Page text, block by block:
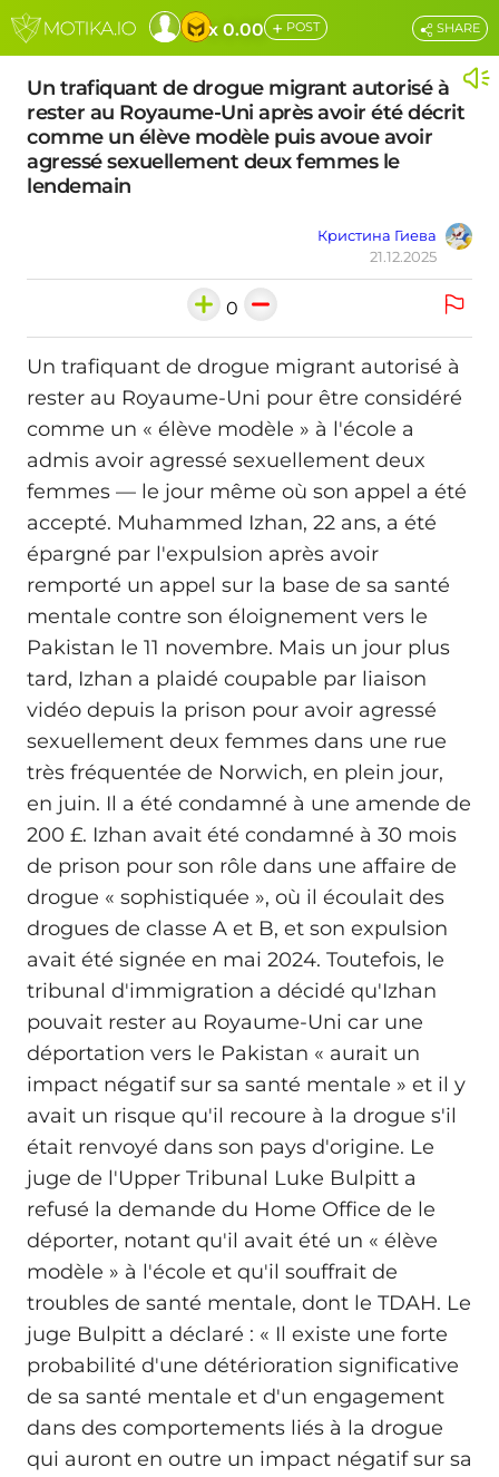
x 0.00 + POST
Un trafiquant de drogue migrant autorisé à
rester au Royaume-Uni après avoir été décrit
comme un élève modèle puis avoue avoir
agressé sexuellement deux femmes le
lendemain
Кристина Гиева
21.12.2025
SHARE
0
Un trafiquant de drogue migrant autorisé à
rester au Royaume-Uni pour être considéré
comme un « élève modèle » à l'école a
admis avoir agressé sexuellement deux
femmes — le jour même où son appel a été
accepté. Muhammed Izhan, 22 ans, a été
épargné par l'expulsion après avoir
remporté un appel sur la base de sa santé
mentale contre son éloignement vers le
Pakistan le 11 novembre. Mais un jour plus
tard, Izhan a plaidé coupable par liaison
vidéo depuis la prison pour avoir agressé
sexuellement deux femmes dans une rue
très fréquentée de Norwich, en plein jour,
en juin. Il a été condamné à une amende de
200 £. Izhan avait été condamné à 30 mois
de prison pour son rôle dans une affaire de
drogue « sophistiquée », où il écoulait des
drogues de classe A et B, et son expulsion
avait été signée en mai 2024. Toutefois, le
tribunal d'immigration a décidé qu'Izhan
pouvait rester au Royaume-Uni car une
déportation vers le Pakistan « aurait un
impact négatif sur sa santé mentale » et il y
avait un risque qu'il recoure à la drogue s'il
était renvoyé dans son pays d'origine. Le
juge de l'Upper Tribunal Luke Bulpitt a
refusé la demande du Home Office de le
déporter, notant qu'il avait été un « élève
modèle » à l'école et qu'il souffrait de
troubles de santé mentale, dont le TDAH. Le
juge Bulpitt a déclaré : « Il existe une forte
probabilité d'une détérioration significative
de sa santé mentale et d'un engagement
dans des comportements liés à la drogue
qui auront en outre un impact négatif sur sa